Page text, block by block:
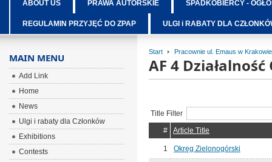
ABOUT US PRAWA AUTORSKIE SPADKOBIERCY -
REGULAMIN PRZYJĘĆ DO ZPAP ULGI i RABATY DLA
Start Pracownie ul. Emaus w Krakowie
AF 4
Title Filter
#
Article Title
1 Okręg Zielonogórski
MAIN MENU
Add Link
Home
News
Ulgi i rabaty dla Członków
Exhibitions
Contests